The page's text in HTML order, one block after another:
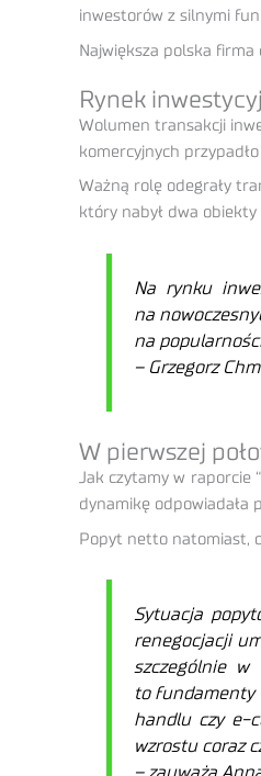
inwestorów z silnymi
Największa polska
Rynek
Wolumen transakcji
komercyjnych
Ważną rolę odegrały
który nabył dwa obiekty
Na rynku
na
na
– Grzegorz
W pierwszej
Jak czytamy w raporcie
dynamikę odpowiadała
Popyt netto natomiast,
Sytuacja
renegocjacji
szczególnie w
to fundamenty
handlu czy e-
wzrostu coraz